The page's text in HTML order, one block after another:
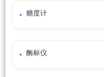
糖度计
酶标仪